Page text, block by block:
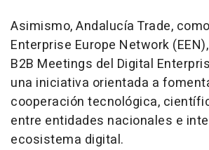
Asimismo, Andalucía Trade,
Enterprise Europe Network
B2B Meetings del Digital
una iniciativa orientada a
cooperación tecnológica,
entre entidades nacionales e
ecosistema digital.